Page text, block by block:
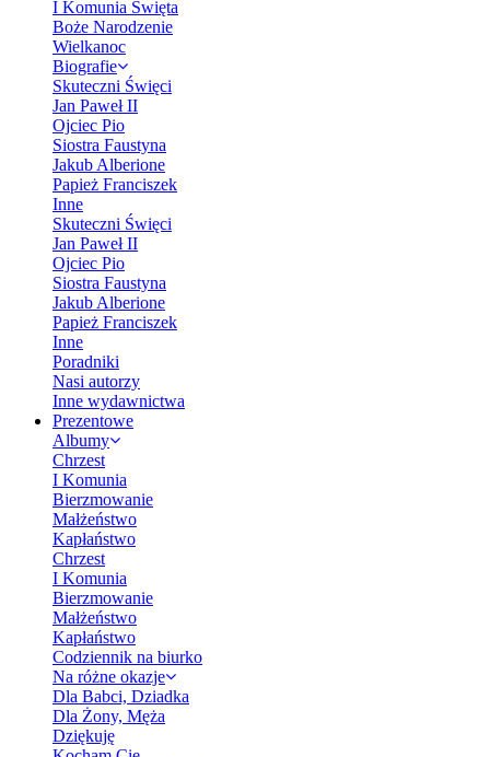
I Komunia Święta
Boże Narodzenie
Wielkanoc
Biografie
Skuteczni Święci
Jan Paweł II
Ojciec Pio
Siostra Faustyna
Jakub Alberione
Papież Franciszek
Inne
Skuteczni Święci
Jan Paweł II
Ojciec Pio
Siostra Faustyna
Jakub Alberione
Papież Franciszek
Inne
Poradniki
Nasi autorzy
Inne wydawnictwa
Prezentowe
Albumy
Chrzest
I Komunia
Bierzmowanie
Małżeństwo
Kapłaństwo
Chrzest
I Komunia
Bierzmowanie
Małżeństwo
Kapłaństwo
Codziennik na biurko
Na różne okazje
Dla Babci, Dziadka
Dla Żony, Męża
Dziękuję